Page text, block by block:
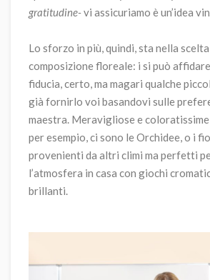
gratitudine-vi assicuriamo è un’idea
Lo sforzo in più, quindi, sta nella
composizione floreale: i si può
fiducia, certo, ma magari qualche
già fornirlo voi basandovi sulle
maestra. Meravigliose e coloratissime
per esempio, ci sono le Orchidee, o i
provenienti da altri climi ma perfetti
l’atmosfera in casa con giochi
brillanti.